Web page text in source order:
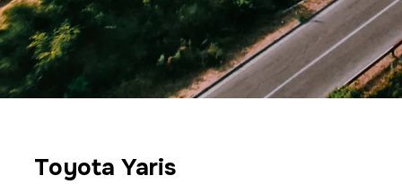
Toyota Yaris